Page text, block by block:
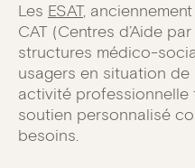
Les ESAT,
CAT (Centres d’Aide
structures médico-
usagers en situation de
activité professionnelle
soutien personnalisé
besoins.